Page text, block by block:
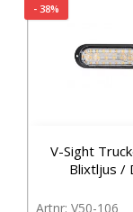
- 38%
V-Sight
Blixtljus /
V50-106